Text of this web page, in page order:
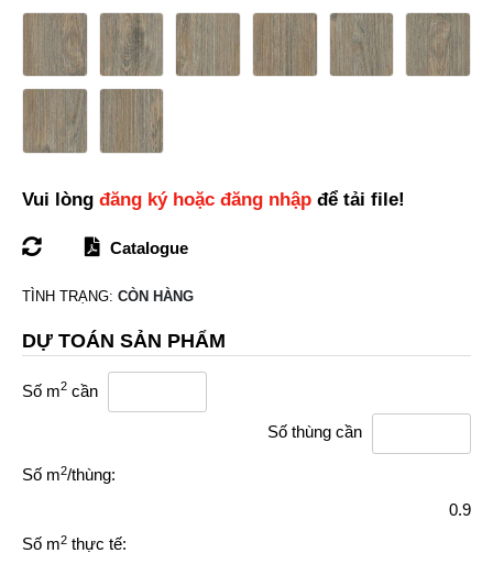
Vui lòng đăng ký hoặc đăng nhập để tải file!
Catalogue
TÌNH TRẠNG: CÒN HÀNG
DỰ TOÁN SẢN PHẨM
Số m2 cần
Số thùng cần
Số m2/thùng:
0.9
Số m2 thực tế: